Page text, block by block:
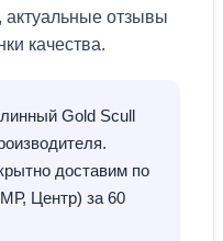
актуальные отзывы
качества.
Gold Scull
доставим по
Центр) за 60